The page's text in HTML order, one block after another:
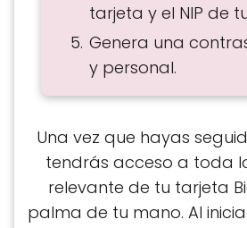
tarjeta y el NIP de
Genera una
y personal.
Una vez que hayas
tendrás acceso a toda
relevante de tu tarjeta
palma de tu mano. Al